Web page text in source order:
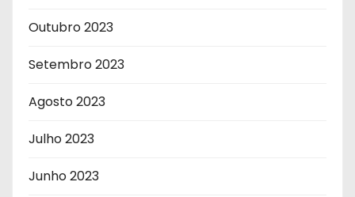
Outubro 2023
Setembro 2023
Agosto 2023
Julho 2023
Junho 2023